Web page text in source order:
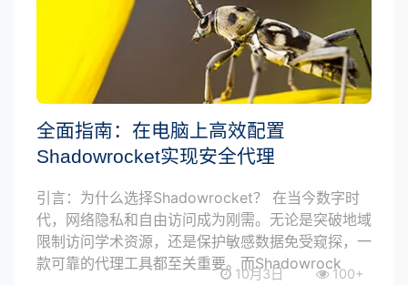
全面指南：在电脑上高效配置
Shadowrocket实现安全代理
引言：为什么选择Shadowrocket？ 在当今数字时
代，网络隐私和自由访问成为刚需。无论是突破地域
限制访问学术资源，还是保护敏感数据免受窥探，一
款可靠的代理工具都至关重要。而Shadowrock
10月3日 100+